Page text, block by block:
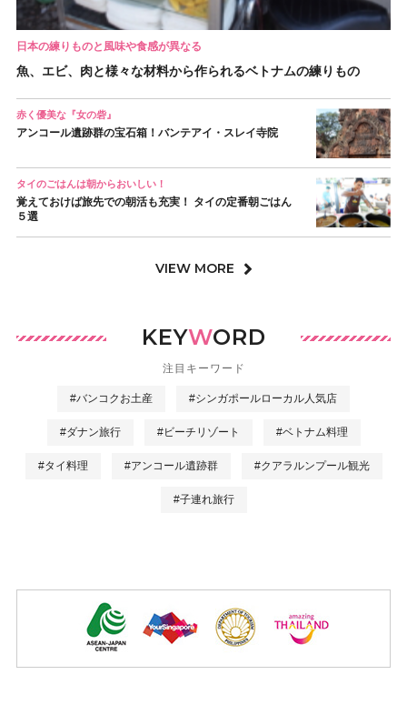
日本の練りものと風味や食感が異なる
魚、エビ、肉と様々な材料から作られるベトナムの練りもの
赤く優美な『女の砦』
アンコール遺跡群の宝石箱！バンテアイ・スレイ寺院
タイのごはんは朝からおいしい！
覚えておけば旅先での朝活も充実！ タイの定番朝ごはん
５選
VIEW MORE
KEYWORD
注目キーワード
#バンコクお土産 #シンガポールローカル人気店
#ダナン旅行 #ビーチリゾート #ベトナム料理
#タイ料理 #アンコール遺跡群 #クアラルンプール観光
#子連れ旅行